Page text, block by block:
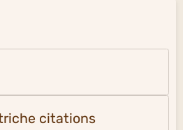
citations